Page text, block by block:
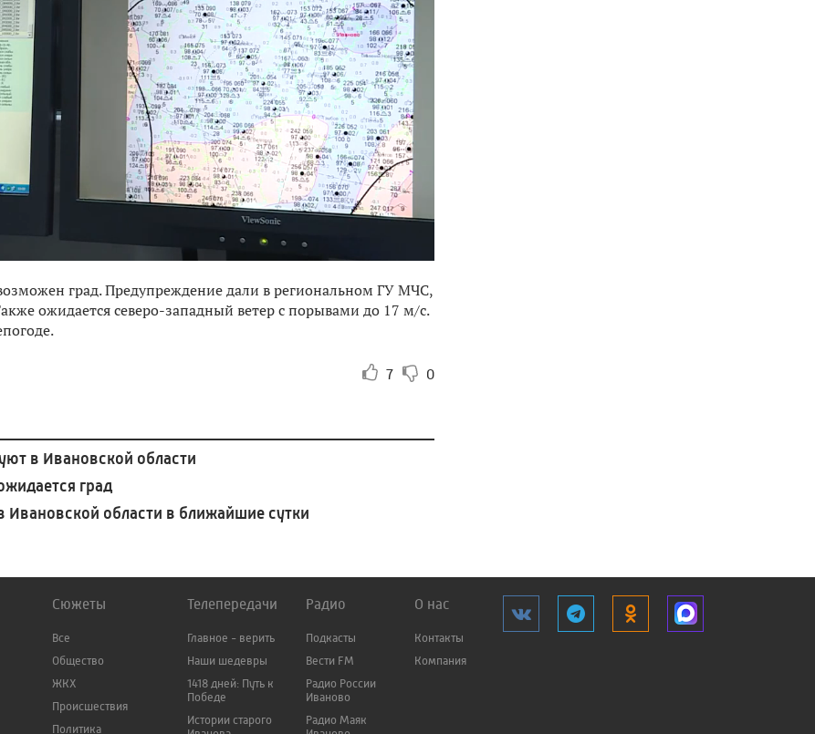
град. Предупреждение дали в региональном ГУ МЧС,
ожидается северо-западный ветер с порывами до 17 м/с.
7 0
в Ивановской области
град
Ивановской области в ближайшие сутки
Сюжеты
Все
Общество
ЖКХ
Происшествия
Политика
Телепередачи
Главное - верить
Наши шедевры
1418 дней: Путь к
Победе
Истории старого
Радио
Подкасты
Вести FM
Радио России
Иваново
Радио Маяк
О нас
Контакты
Компания